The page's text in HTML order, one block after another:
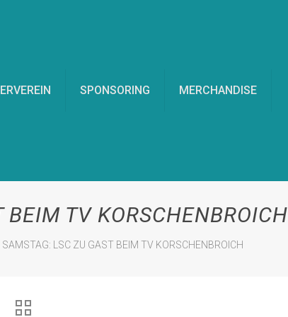
SPONSORING MERCHANDISE
TV KORSCHENBROICH
SAMSTAG: LSC ZU GAST BEIM TV KORSCHENBROICH